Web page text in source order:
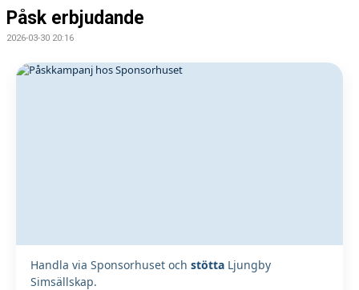
Påsk erbjudande
2026-03-30 20:16
Handla via Sponsorhuset och stötta Ljungby
Simsällskap.